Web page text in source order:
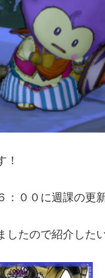
！
：００に週課の更
たので紹介した